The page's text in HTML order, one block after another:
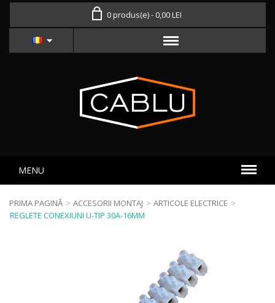
0 produs(e) - 0,00 LEI
MENU
PRIMA PAGINĂ > ACCESORII MONTAJ > ARTICOLE ELECTRICE >
REGLETE CONEXIUNI U-TIP 30A-16MM